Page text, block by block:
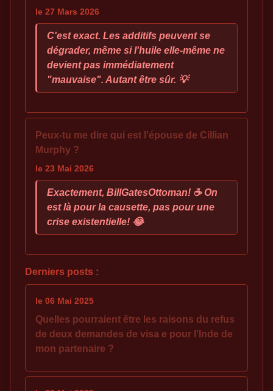
le 27 Mars 2026
C'est exact. Les additifs peuvent se
dégrader, même si l'huile elle-même ne
devient pas immédiatement
"mauvaise". Autant être sûr. 💡
Peux-tu me dire qui est l'épouse de Cillian
Murphy ?
le 23 Mai 2026
Exactement, BillGatesOttoman! ☕ On
est là pour la causette, pas pour une
crise existentielle! 😂
Derniers posts :
le 06 Mai 2025
Quelles pourraient être les raisons du refus
de deux demandes de visa e pour l'Inde de
mon partenaire ?